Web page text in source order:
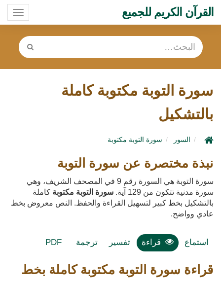
القرآن الكريم للجميع
سورة التوبة مكتوبة كاملة
بالتشكيل
السور سورة التوبة مكتوبة
نبذة مختصرة عن سورة التوبة
سورة التوبة هي السورة رقم 9 في المصحف الشريف، وهي
سورة مدنية تتكون من 129 آية.
سورة التوبة مكتوبة كاملة
بالتشكيل بخط كبير لتسهيل القراءة والحفظ. النص معروض بخط
عادي وواضح.
استماع قراءة تفسير ترجمة PDF
قراءة سورة التوبة مكتوبة كاملة بخط